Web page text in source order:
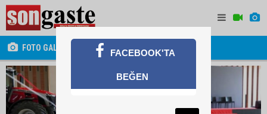
FOTO GALERİ FACEBOOK'TA
BEĞEN